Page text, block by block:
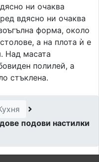
ни очаква
вдясно ни очаква
форма, около
а на плота ѝ е
Над масата
полилей, а
стъклена.
подови настилки